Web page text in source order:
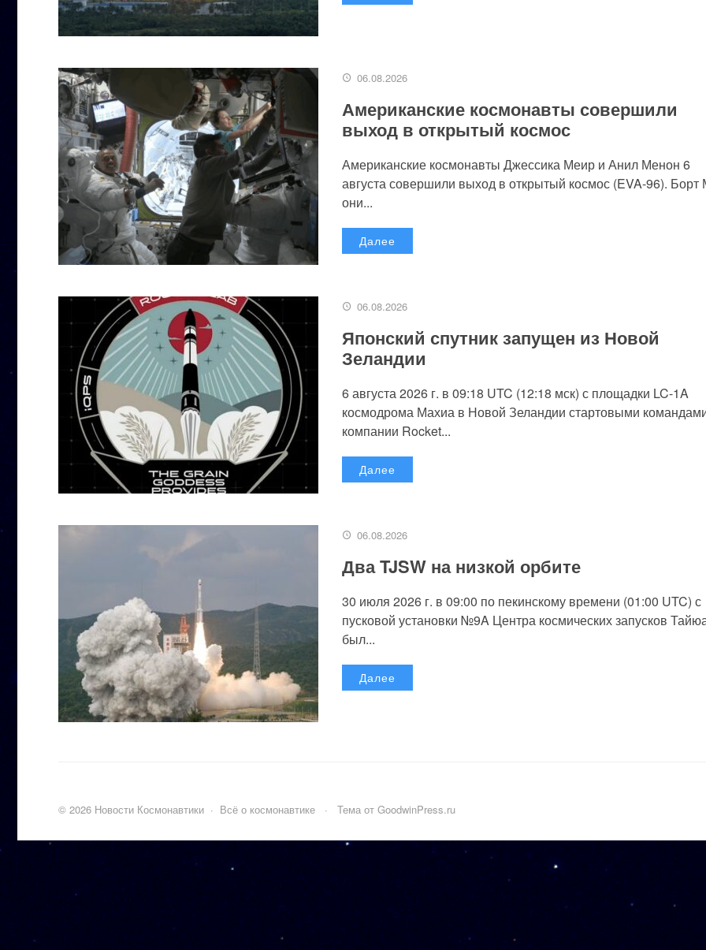
06.08.2026
Американские космонавты совершили
выход в открытый космос
Американские космонавты Джессика Меир и Анил Менон 6
августа совершили выход в открытый космос (EVA-96).
они...
Далее
06.08.2026
Японский спутник запущен из Новой
Зеландии
6 августа 2026 г. в 09:18 UTC (12:18 мск) с площадки LC-1A
космодрома Махиа в Новой Зеландии стартовыми
компании Rocket...
Далее
06.08.2026
Два TJSW на низкой орбите
30 июля 2026 г. в 09:00 по пекинскому времени (01:00 UTC) с
пусковой установки №9A Центра космических запусков
был...
Далее
© 2026 Новости Космонавтики · Всё о космонавтике · Тема от GoodwinPress.ru